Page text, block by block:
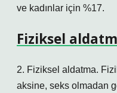
ve kadınlar için %17.
Fiziksel
2. Fiziksel aldatma.
aksine, seks olmadan